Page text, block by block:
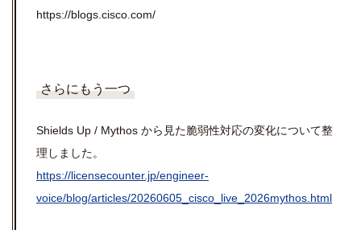
https://blogs.cisco.com/
さらにもう一つ
Shields Up / Mythos から見た脆弱性対応の変化について整
理しました。
https://licensecounter.jp/engineer-
voice/blog/articles/20260605_cisco_live_2026mythos.html